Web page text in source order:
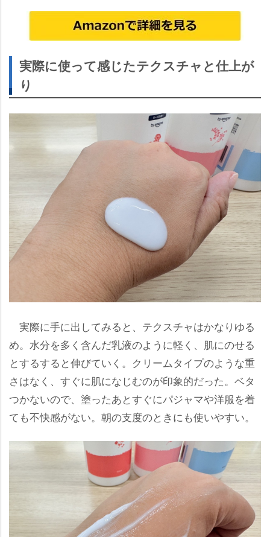
実際に使って感じたテクスチャと仕上が
り
実際に手に出してみると、テクスチャはかなりゆる
め。水分を多く含んだ乳液のように軽く、肌にのせる
とするすると伸びていく。クリームタイプのような重
さはなく、すぐに肌になじむのが印象的だった。ベタ
つかないので、塗ったあとすぐにパジャマや洋服を着
ても不快感がない。朝の支度のときにも使いやすい。